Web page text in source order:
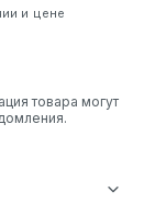
и цене
товара могут